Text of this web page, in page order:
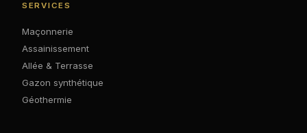
SERVICES
Maçonnerie
Assainissement
Allée & Terrasse
Gazon synthétique
Géothermie